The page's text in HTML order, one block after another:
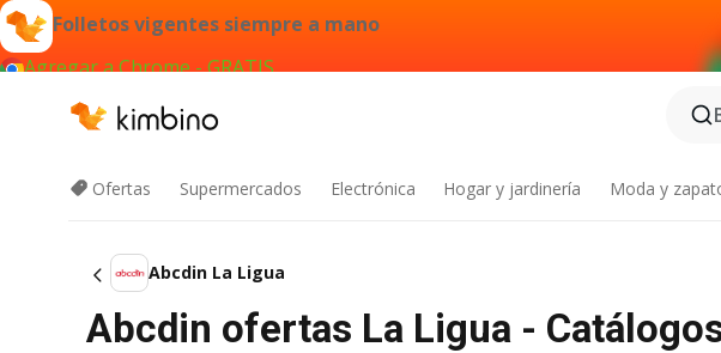
Folletos vigentes siempre a mano
Agregar a Chrome - GRATIS
Ofertas Supermercados Electrónica Hogar y jardinería Moda y
Abcdin La Ligua
Abcdin ofertas La Ligua -